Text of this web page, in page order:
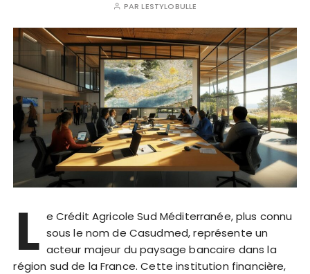
PARLESTYLOBULLE
L e Crédit Agricole Sud Méditerranée, plus connu
sous le nom de Casudmed, représente un
acteur majeur du paysage bancaire dans la
région sud de la France. Cette institution financière,